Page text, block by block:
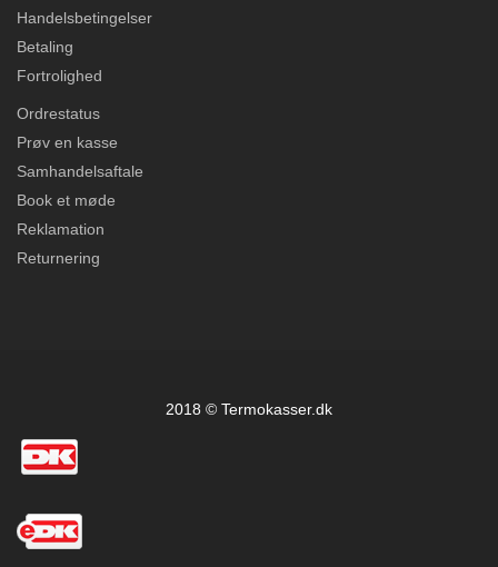
Handelsbetingelser
Betaling
Fortrolighed
Ordrestatus
Prøv en kasse
Samhandelsaftale
Book et møde
Reklamation
Returnering
2018 © Termokasser.dk